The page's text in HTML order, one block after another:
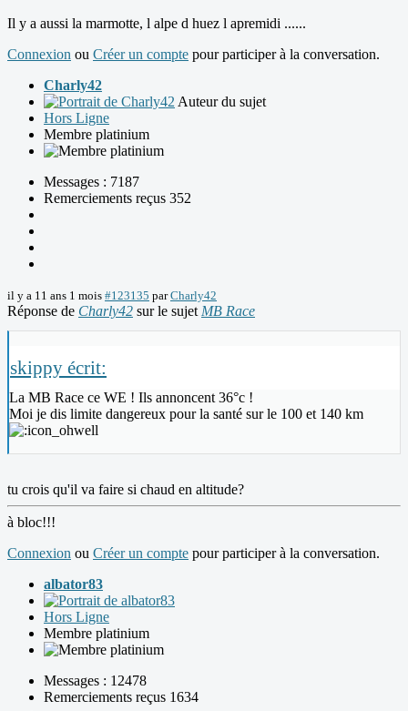
Il y a aussi la marmotte, l alpe d huez l apremidi ......
Connexion ou Créer un compte pour participer à la conversation.
Charly42
Auteur du sujet
Hors Ligne
Membre platinium
Messages : 7187
Remerciements reçus 352
il y a 11 ans 1 mois #123135 parCharly42
Réponse de Charly42 sur le sujet MB Race
skippy écrit:
La MB Race ce WE ! Ils annoncent 36°c !
Moi je dis limite dangereux pour la santé sur le 100 et 140 km
tu crois qu'il va faire si chaud en altitude?
à bloc!!!
Connexion ou Créer un compte pour participer à la conversation.
albator83
Hors Ligne
Membre platinium
Messages : 12478
Remerciements reçus 1634